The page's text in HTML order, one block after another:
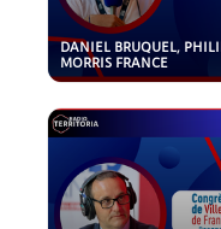
DANIEL BRUQUEL,
MORRIS FRANCE